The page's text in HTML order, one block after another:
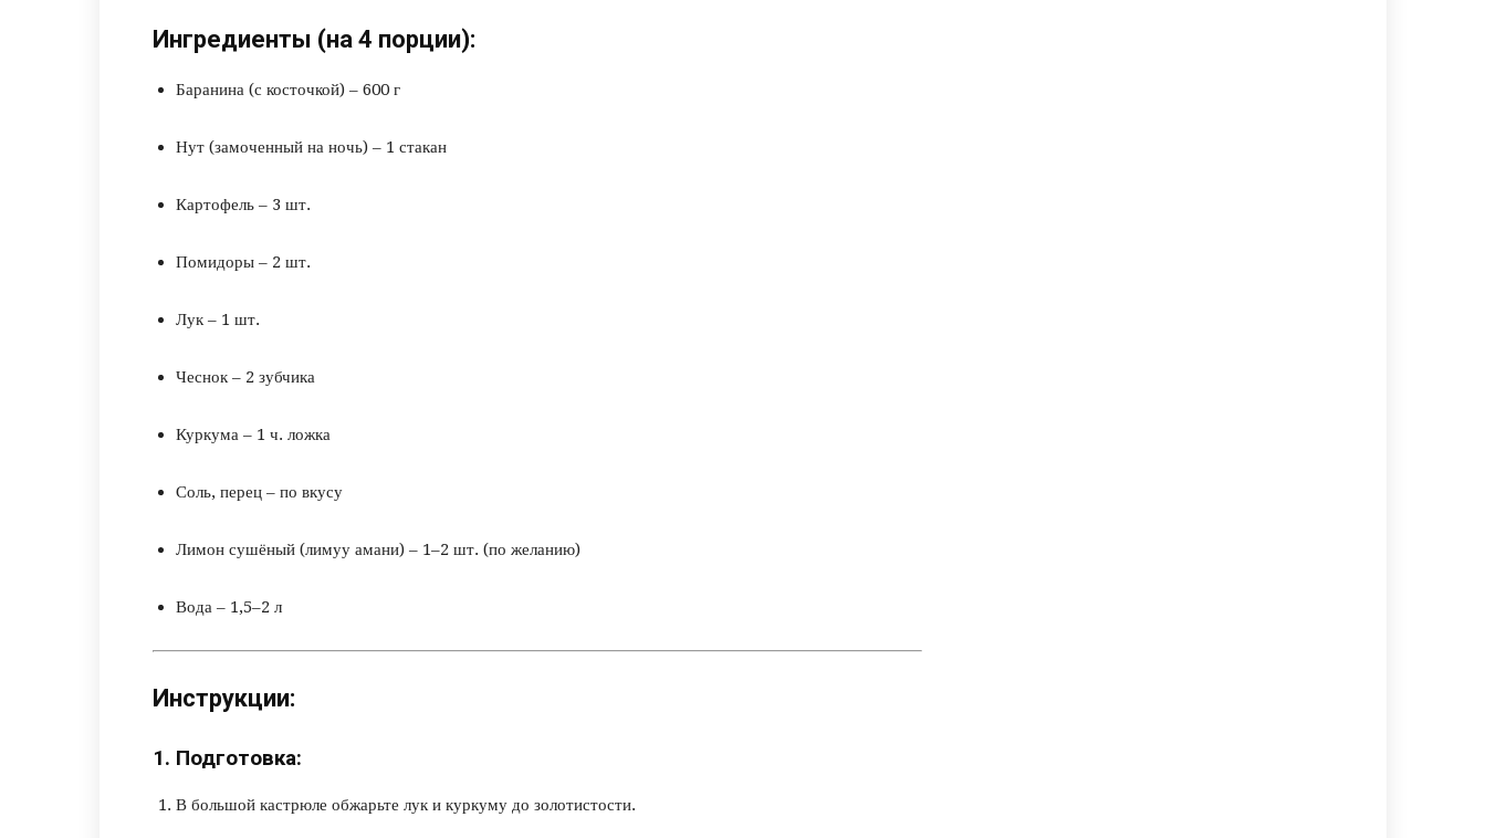
Ингредиенты (на 4 порции):
Баранина (с косточкой) – 600 г
Нут (замоченный на ночь) – 1 стакан
Картофель – 3 шт.
Помидоры – 2 шт.
Лук – 1 шт.
Чеснок – 2 зубчика
Куркума – 1 ч. ложка
Соль, перец – по вкусу
Лимон сушёный (лимуу амани) – 1–2 шт. (по желанию)
Вода – 1,5–2 л
Инструкции:
1. Подготовка:
В большой кастрюле обжарьте лук и куркуму до золотистости.